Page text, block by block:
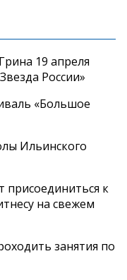
19 апреля
России»
«Большое
Ильинского
присоединиться к
на свежем
занятия по